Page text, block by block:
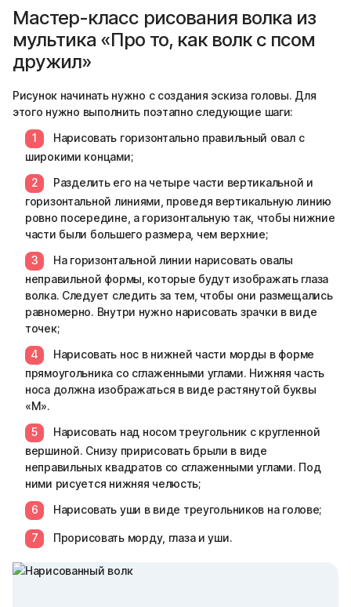
Мастер-класс рисования волка из
мультика «Про то, как волк с псом
дружил»
Рисунок начинать нужно с создания эскиза головы. Для
этого нужно выполнить поэтапно следующие шаги:
Нарисовать горизонтально правильный овал с
широкими концами;
Разделить его на четыре части вертикальной и
горизонтальной линиями, проведя вертикальную линию
ровно посередине, а горизонтальную так, чтобы нижние
части были большего размера, чем верхние;
На горизонтальной линии нарисовать овалы
неправильной формы, которые будут изображать глаза
волка. Следует следить за тем, чтобы они размещались
равномерно. Внутри нужно нарисовать зрачки в виде
точек;
Нарисовать нос в нижней части морды в форме
прямоугольника со сглаженными углами. Нижняя часть
носа должна изображаться в виде растянутой буквы
«М».
Нарисовать над носом треугольник с кругленной
вершиной. Снизу пририсовать брыли в виде
неправильных квадратов со сглаженными углами. Под
ними рисуется нижняя челюсть;
Нарисовать уши в виде треугольников на голове;
Прорисовать морду, глаза и уши.